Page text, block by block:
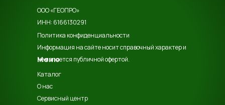
ООО «ГЕОПРО»
ИНН: 6166130291
Политика конфиденциальности
Информация на сайте носит справочный характер и
не является публичной офертой.
Меню
Каталог
О нас
Сервисный центр